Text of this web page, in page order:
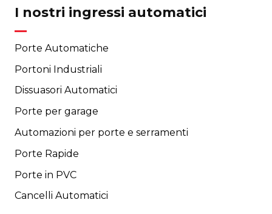
I nostri ingressi automatici
Porte Automatiche
Portoni Industriali
Dissuasori Automatici
Porte per garage
Automazioni per porte e serramenti
Porte Rapide
Porte in PVC
Cancelli Automatici